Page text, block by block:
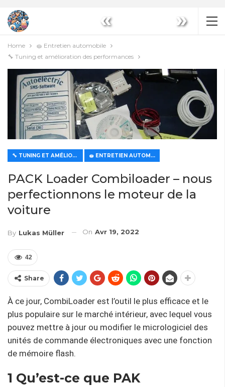
« »
Home
🧽 Entretien automobile
🔧 Tuning et amélioration des performances
🔧 TUNING ET AMÉLIORATION DES PERFORMANCES 🧽 ENTRETIEN AUTOMOBILE
PACK Loader Combiloader – nous
perfectionnons le moteur de la
voiture
By Lukas Müller On Avr 19, 2022
42
Share
À ce jour, CombiLoader est l’outil le plus efficace et le
plus populaire sur le marché intérieur, avec lequel vous
pouvez mettre à jour ou modifier le micrologiciel des
unités de commande électroniques avec une fonction
de mémoire flash.
1 Qu’est-ce que PAK